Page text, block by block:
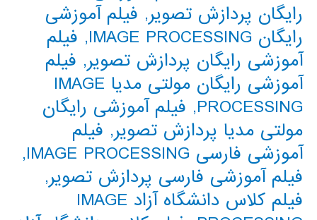
رایگان پردازش تصویر, فیلم آموزشی
رایگان IMAGE PROCESSING
, فیلم
آموزشی رایگان پردازش تصویر, فیلم
آموزشی رایگان مولتی مدیا IMAGE
PROCESSING
, فیلم آموزشی رایگان
مولتی مدیا پردازش تصویر, فیلم
آموزشی فارسی IMAGE PROCESSING
,
فیلم آموزشی فارسی پردازش تصویر,
فیلم کلاس دانشگاه آزاد IMAGE